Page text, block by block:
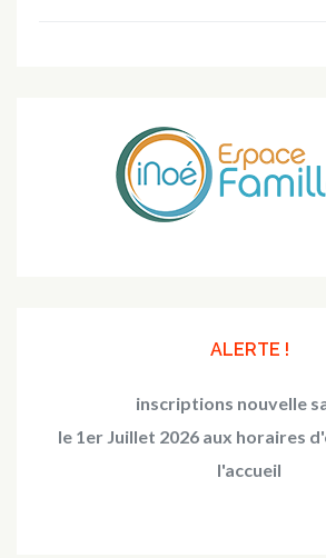
ALERTE !
inscriptions nouvelle
le 1er Juillet 2026 aux horaires
l'accueil